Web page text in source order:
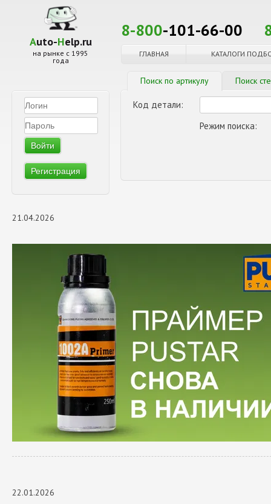
Auto-Help.ru
на рынке с 1995
года
Регистрация
8-800-101-66-00
ГЛАВНАЯ КАТАЛОГИ
Поиск по артикулу Поиск
Код детали:
Режим поиска:
21.04.2026
22.01.2026